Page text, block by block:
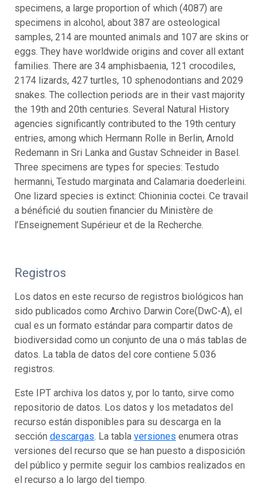
specimens, a large proportion of which (4087) are
specimens in alcohol, about 387 are osteological
samples, 214 are mounted animals and 107 are skins or
eggs. They have worldwide origins and cover all extant
families. There are 34 amphisbaenia, 121 crocodiles,
2174 lizards, 427 turtles, 10 sphenodontians and 2029
snakes. The collection periods are in their vast majority
the 19th and 20th centuries. Several Natural History
agencies significantly contributed to the 19th century
entries, among which Hermann Rolle in Berlin, Arnold
Redemann in Sri Lanka and Gustav Schneider in Basel.
Three specimens are types for species: Testudo
hermanni, Testudo marginata and Calamaria doederleini.
One lizard species is extinct: Chioninia coctei. Ce travail
a bénéficié du soutien financier du Ministère de
l’Enseignement Supérieur et de la Recherche.
Registros
Los datos en este recurso de registros biológicos han
sido publicados como Archivo Darwin Core(DwC-A), el
cual es un formato estándar para compartir datos de
biodiversidad como un conjunto de una o más tablas de
datos. La tabla de datos del core contiene 5.036
registros.
Este IPT archiva los datos y, por lo tanto, sirve como
repositorio de datos. Los datos y los metadatos del
recurso están disponibles para su descarga en la
sección descargas. La tabla versiones enumera otras
versiones del recurso que se han puesto a disposición
del público y permite seguir los cambios realizados en
el recurso a lo largo del tiempo.